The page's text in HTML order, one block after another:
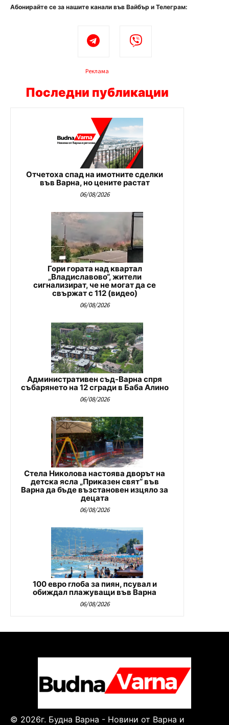
Абонирайте се за нашите канали във Вайбър и Телеграм:
Реклама
Последни публикации
Отчетоха спад на имотните сделки
във Варна, но цените растат
06/08/2026
Гори гората над квартал
„Владиславово“, жители
сигнализират, че не могат да се
свържат с 112 (видео)
06/08/2026
Административен съд-Варна спря
събарянето на 12 сгради в Баба Алино
06/08/2026
Стела Николова настоява дворът на
детска ясла „Приказен свят“ във
Варна да бъде възстановен изцяло за
децата
06/08/2026
100 евро глоба за пиян, псувал и
обиждал плажуващи във Варна
06/08/2026
© 2026г. Будна Варна - Новини от Варна и